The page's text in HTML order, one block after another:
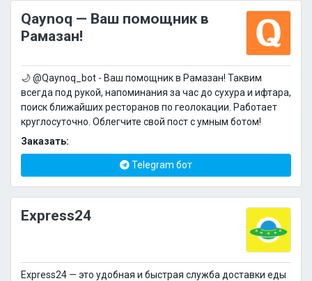
Qaynoq — Ваш помощник в
Рамазан!
🌙 @Qaynoq_bot - Ваш помощник в Рамазан! Таквим
всегда под рукой, напоминания за час до сухура и ифтара,
поиск ближайших ресторанов по геолокации. Работает
круглосуточно. Облегчите свой пост с умным ботом!
Заказать:
Telegram бот
Express24
Express24 — это удобная и быстрая служба доставки еды